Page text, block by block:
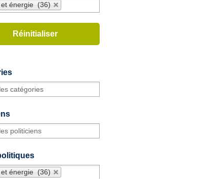
et énergie (36)
et énergie (36)